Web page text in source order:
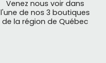
Venez nous voir dans
l'une de nos 3 boutiques
de la région de Québec